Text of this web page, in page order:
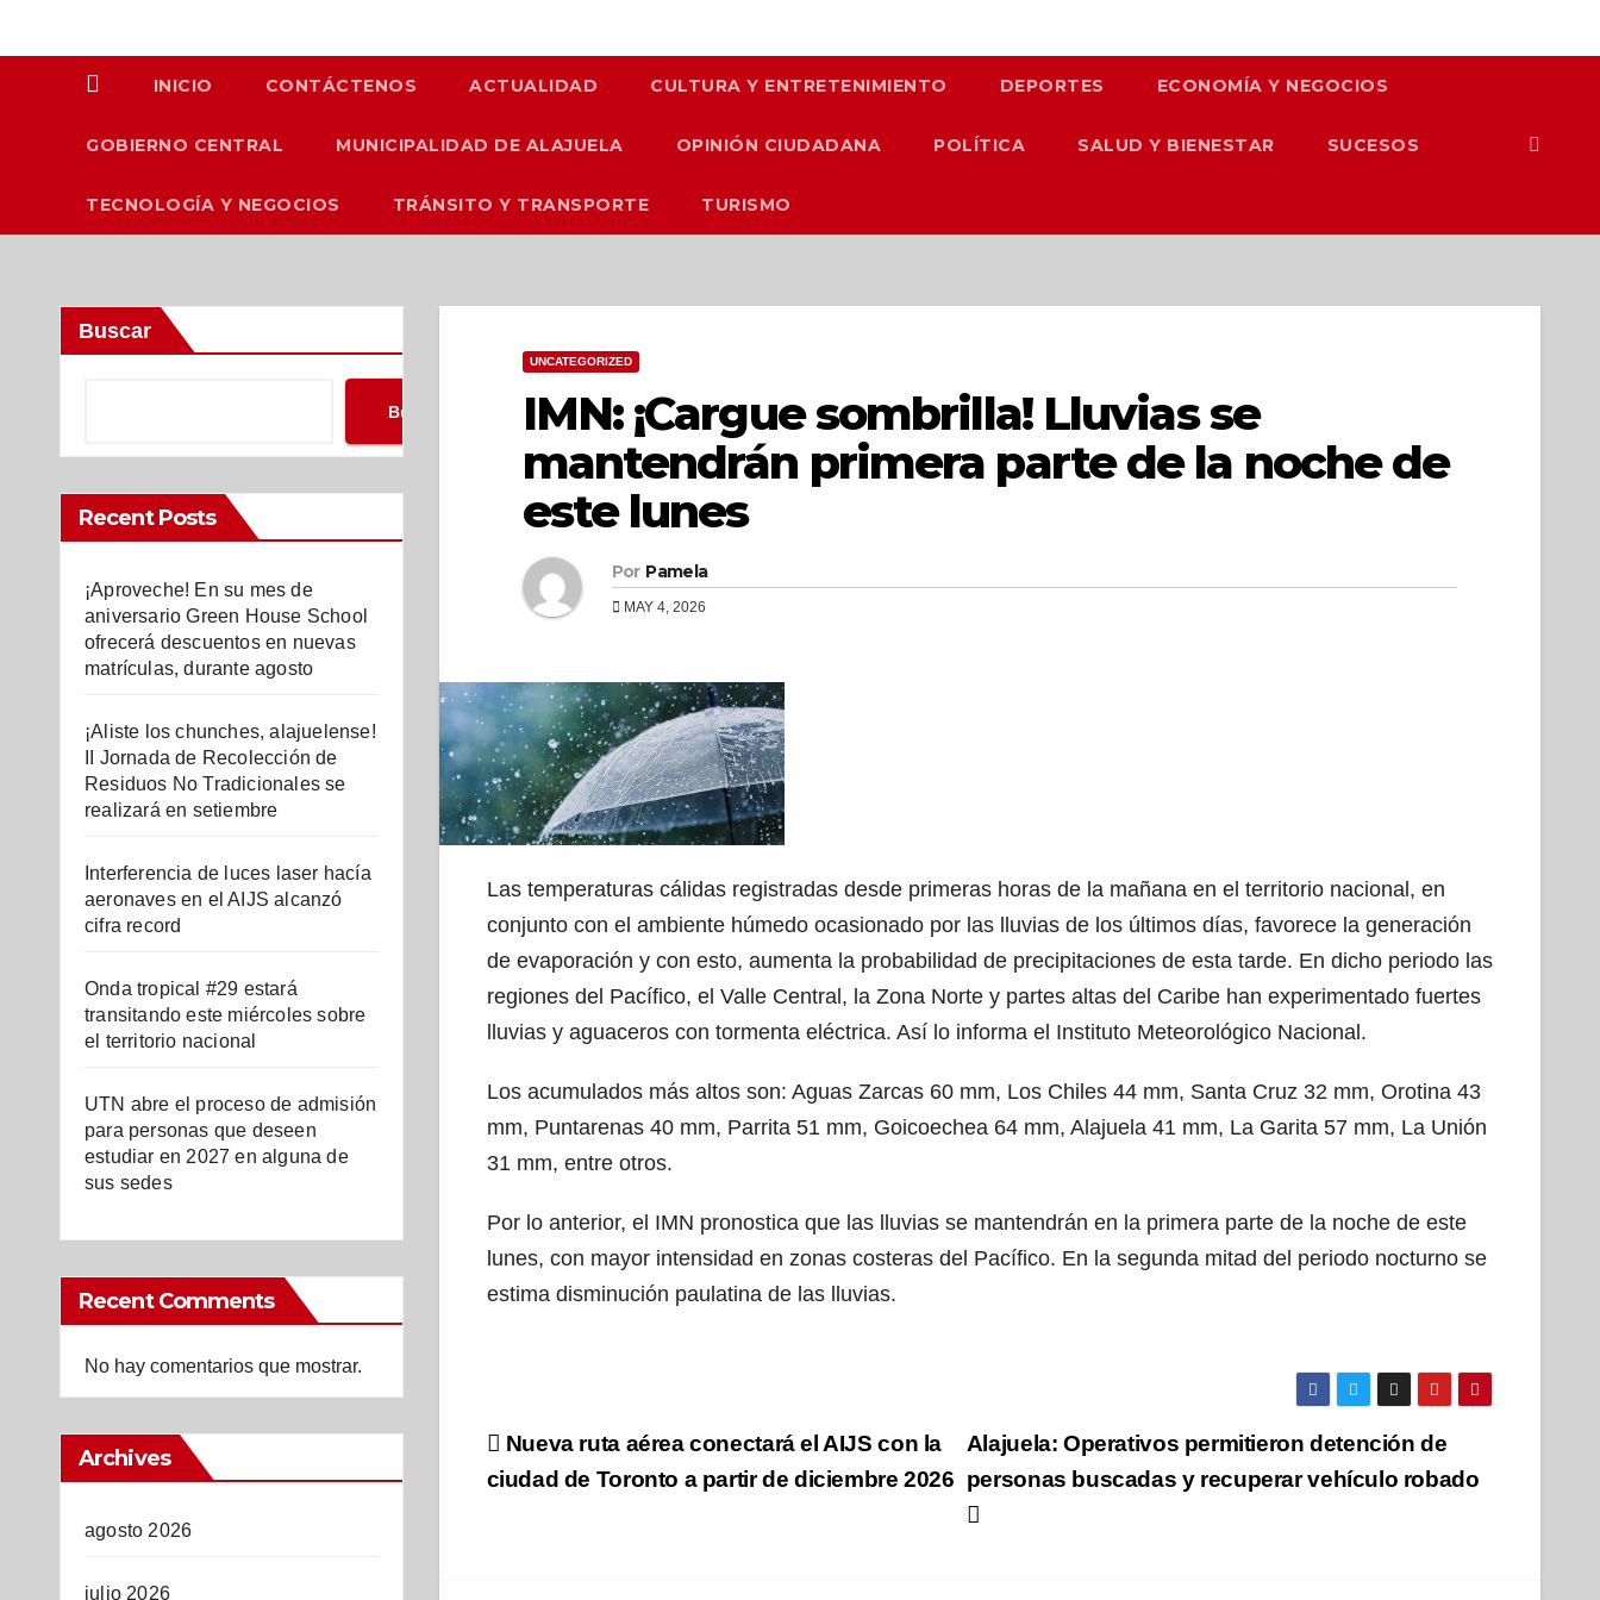
INICIO CONTÁCTENOS ACTUALIDAD CULTURA Y ENTRETENIMIENTO DEPORTES ECONOMÍA Y NEGOCIOS
GOBIERNO CENTRAL MUNICIPALIDAD DE ALAJUELA OPINIÓN CIUDADANA POLÍTICA SALUD Y BIENESTAR SUCESOS
TECNOLOGÍA Y NEGOCIOS TRÁNSITO Y TRANSPORTE TURISMO
Buscar
Buscar
Recent Posts
¡Aproveche! En su mes de
aniversario Green House School
ofrecerá descuentos en nuevas
matrículas, durante agosto
¡Aliste los chunches, alajuelense!
II Jornada de Recolección de
Residuos No Tradicionales se
realizará en setiembre
Interferencia de luces laser hacía
aeronaves en el AIJS alcanzó
cifra record
Onda tropical #29 estará
transitando este miércoles sobre
el territorio nacional
UTN abre el proceso de admisión
para personas que deseen
estudiar en 2027 en alguna de
sus sedes
Recent Comments
No hay comentarios que mostrar.
Archives
agosto 2026
julio 2026
UNCATEGORIZED
IMN: ¡Cargue sombrilla! Lluvias se
mantendrán primera parte de la noche de
este lunes
Por Pamela
MAY 4, 2026
Las temperaturas cálidas registradas desde primeras horas de la mañana en el territorio nacional, en
conjunto con el ambiente húmedo ocasionado por las lluvias de los últimos días, favorece la generación
de evaporación y con esto, aumenta la probabilidad de precipitaciones de esta tarde. En dicho periodo las
regiones del Pacífico, el Valle Central, la Zona Norte y partes altas del Caribe han experimentado fuertes
lluvias y aguaceros con tormenta eléctrica. Así lo informa el Instituto Meteorológico Nacional.
Los acumulados más altos son: Aguas Zarcas 60 mm, Los Chiles 44 mm, Santa Cruz 32 mm, Orotina 43
mm, Puntarenas 40 mm, Parrita 51 mm, Goicoechea 64 mm, Alajuela 41 mm, La Garita 57 mm, La Unión
31 mm, entre otros.
Por lo anterior, el IMN pronostica que las lluvias se mantendrán en la primera parte de la noche de este
lunes, con mayor intensidad en zonas costeras del Pacífico. En la segunda mitad del periodo nocturno se
estima disminución paulatina de las lluvias.
Navegación
de
Alajuela: Operativos permitieron detención de
personas buscadas y recuperar vehículo robado
Nueva ruta aérea conectará el AIJS con la
ciudad de Toronto a partir de diciembre 2026